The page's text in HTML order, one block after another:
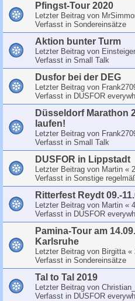
Pfingst-Tour 2020
Letzter Beitrag von
Verfasst in Sondereinsätze
Aktion bunter Turm
Letzter Beitrag von Einsteiger
Verfasst in Small Talk
Dusfor bei der DEG
Letzter Beitrag von
Verfasst in DUSFOR
Düsseldorf Marathon
laufen!
Letzter Beitrag von
Verfasst in Small Talk
DUSFOR in Lippstadt
Letzter Beitrag von Martin «
Verfasst in Sonstige
Ritterfest Reydt 09.-
Letzter Beitrag von Martin «
Verfasst in DUSFOR
Pamina-Tour am
Karlsruhe
Letzter Beitrag von Birgitta«
Verfasst in Sondereinsätze
Tal to Tal 2019
Letzter Beitrag von Christian_
Verfasst in DUSFOR